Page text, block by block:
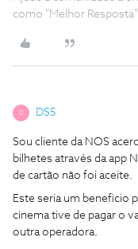
como "Melhor
D DS5
Sou cliente da NOS
bilhetes através da app
de cartão não foi aceite.
Este seria um beneficio
cinema tive de pagar o
outra operadora.